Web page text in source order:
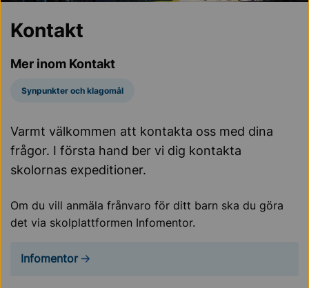
Kontakt
Mer inom Kontakt
Synpunkter och klagomål
Varmt välkommen att kontakta oss med dina
frågor. I första hand ber vi dig kontakta
skolornas expeditioner.
Om du vill anmäla frånvaro för ditt barn ska du göra
det via skolplattformen Infomentor.
Infomentor